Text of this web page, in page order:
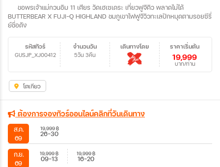
ขอพรเจ้าแม่กวนอิม 11 เศียร วัดเฮเซเดระ เที่ยวฟูจิคิว พลาดไม่ได้
BUTTERBEAR X FUJI-Q HIGHLAND ชมภูเขาไฟฟูจิวิวทะเลปักหมุดตามรอยซีรี่
ย์ชื่อดัง
รหัสทัวร์
GUSJP_XJ00412
จำนวนวัน
5วัน 3คืน
ราคาเริ่มต้น
19,999
บาท/ท่าน
เดินทางโดย
โตเกียว
ต้องการจองทัวร์ออนไลน์คลิกที่วันเดินทาง
ส.ค.
69
19,999฿
26-30
ก.ย.
69
19,999฿
09-13
19,999฿
16-20